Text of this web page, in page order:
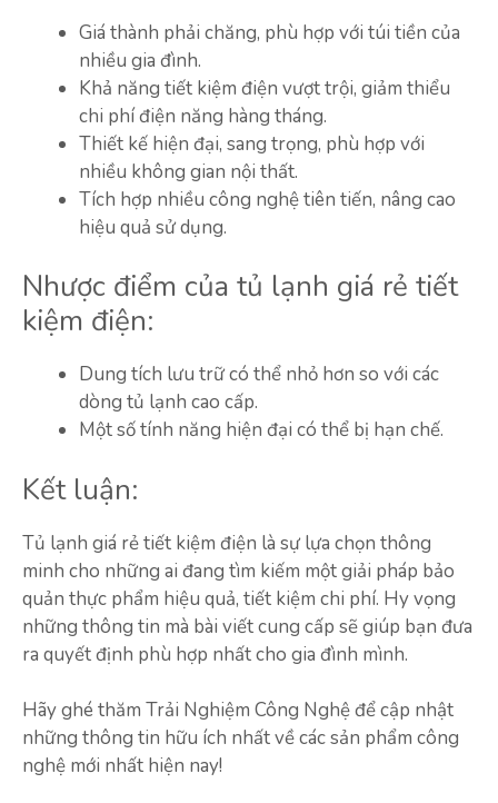
Giá thành phải chăng, phù hợp với túi tiền của
nhiều gia đình.
Khả năng tiết kiệm điện vượt trội, giảm thiểu
chi phí điện năng hàng tháng.
Thiết kế hiện đại, sang trọng, phù hợp với
nhiều không gian nội thất.
Tích hợp nhiều công nghệ tiên tiến, nâng cao
hiệu quả sử dụng.
Nhược điểm của tủ lạnh giá rẻ tiết
kiệm điện:
Dung tích lưu trữ có thể nhỏ hơn so với các
dòng tủ lạnh cao cấp.
Một số tính năng hiện đại có thể bị hạn chế.
Kết luận:
Tủ lạnh giá rẻ tiết kiệm điện là sự lựa chọn thông
minh cho những ai đang tìm kiếm một giải pháp bảo
quản thực phẩm hiệu quả, tiết kiệm chi phí. Hy vọng
những thông tin mà bài viết cung cấp sẽ giúp bạn đưa
ra quyết định phù hợp nhất cho gia đình mình.
Hãy ghé thăm Trải Nghiệm Công Nghệ để cập nhật
những thông tin hữu ích nhất về các sản phẩm công
nghệ mới nhất hiện nay!